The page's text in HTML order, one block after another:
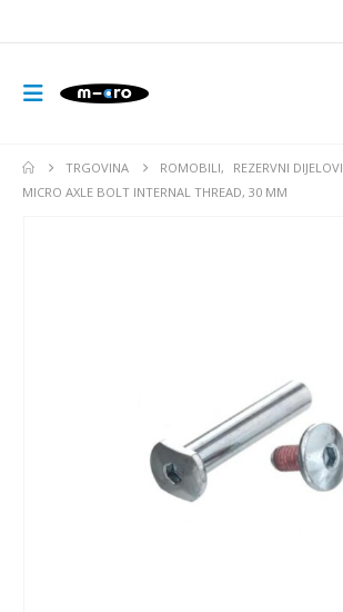
TRGOVINA ROMOBILI,
REZERVNI DIJELOVI
MICRO AXLE BOLT INTERNAL THREAD, 30 MM